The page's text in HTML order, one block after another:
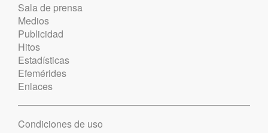
Sala de prensa
Medios
Publicidad
Hitos
Estadísticas
Efemérides
Enlaces
Condiciones de uso